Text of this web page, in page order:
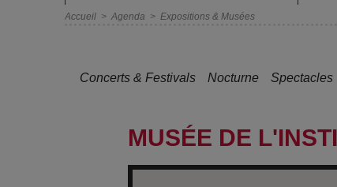
Accueil > Agenda > Expositions & Musées
Concerts & Festivals Nocturne Spectacles
MUSÉE DE